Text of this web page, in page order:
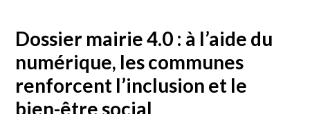
Dossier mairie 4.0 : à l’aide du
numérique, les communes
renforcent l’inclusion et le
bien-être social